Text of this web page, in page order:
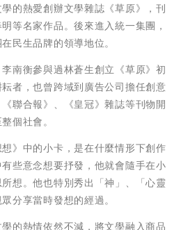
的熱愛創辦文學雜誌《草原》，刊
等名家作品。後來進入統一集團，
民生品牌的領導地位。
南衡參與過林蒼生創立《草原》初
者，也曾跨域到廣告公司擔任創意
聯合報》、《皇冠》雜誌等刊物開
個社會。
》中的小卡，是在什麼情形下創作
些意念想要抒發，他就會隨手在小
想。他也特別秀出「神」、「心靈
分享當時發想的經過。
的熱情依然不減，將文學融入商品